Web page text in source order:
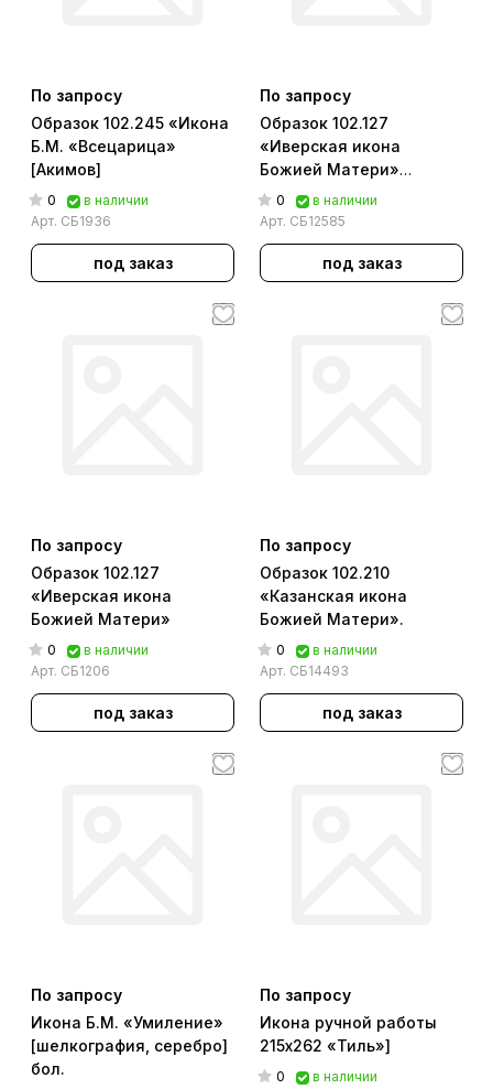
По запросу
Образок 102.245 «Икона
Б.М. «Всецарица»
[Акимов]
0
в наличии
Арт. СБ1936
под заказ
По запросу
Образок 102.127
«Иверская икона
Божией Матери»
[Акимов]
0
в наличии
Арт. СБ12585
под заказ
По запросу
Образок 102.127
«Иверская икона
Божией Матери»
0
в наличии
Арт. СБ1206
под заказ
По запросу
Образок 102.210
«Казанская икона
Божией Матери».
0
в наличии
Арт. СБ14493
под заказ
По запросу
Икона Б.М. «Умиление»
[шелкография, серебро]
бол.
По запросу
Икона ручной работы
215х262 «Тиль»]
0 в наличии